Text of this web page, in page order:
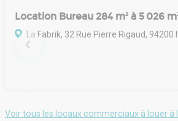
Location Bureau 284 m² à 5 026
La Fabrik, 32 Rue Pierre Rigaud, 94200
Voir tous les locaux commerciaux à louer à